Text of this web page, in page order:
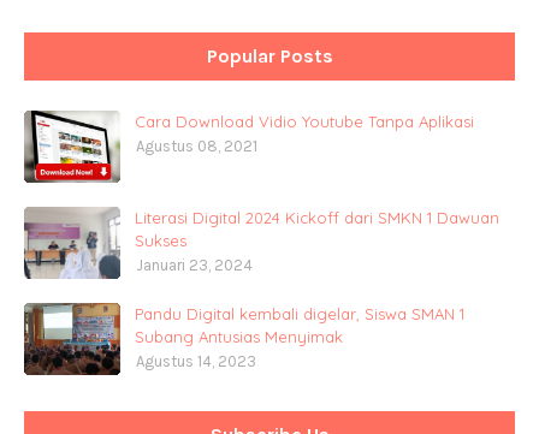
Popular Posts
Cara Download Vidio Youtube Tanpa Aplikasi
Agustus 08, 2021
Literasi Digital 2024 Kickoff dari SMKN 1 Dawuan
Sukses
Januari 23, 2024
Pandu Digital kembali digelar, Siswa SMAN 1
Subang Antusias Menyimak
Agustus 14, 2023